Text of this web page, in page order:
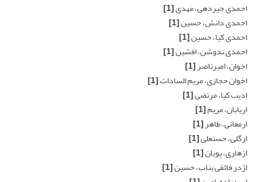
احمدی جیردهی، مهدی[1]
احمدی دانش، حسین[1]
احمدی کیا، حسین[1]
احمدی ندوشن، افشین[1]
اخوان، امیرناصر[1]
اخوان حجازی، مریم السادات[1]
ادیب کیا، مرتضی[1]
اربابان، مریم[1]
ارمغانی، طاهر[1]
ازگلی، حسنعلی[1]
ازهاری، پویان[1]
اژدر فائقی بناب، حسین[1]